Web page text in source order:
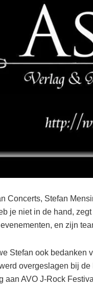
Concerts, Stefan
je niet in de hand,
en zijn
Stefan ook bedanken
overgeslagen bij
aan AVO J-Rock